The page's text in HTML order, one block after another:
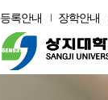
등록안내 장학안내